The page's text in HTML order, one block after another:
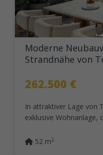
Moderne
Strandnähe von
262.500 €
In attraktiver Lage von
exklusive Wohnanlage,
52 m2